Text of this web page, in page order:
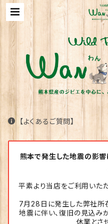
【よくあるご質問】
熊本で発生した地震の影
平素より当店をご利用いた
7月28日に発生した弊社所
地震に伴い、復旧の見込み
休業とさ